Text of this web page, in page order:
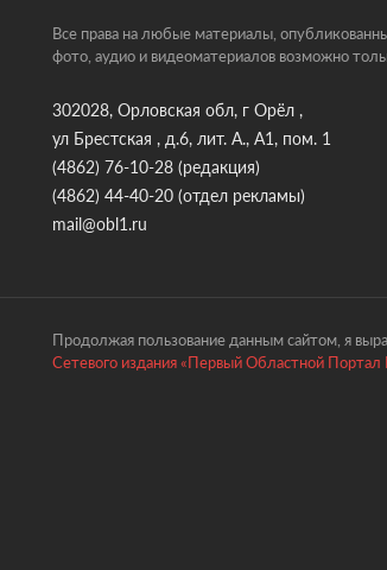
Все права на любые материалы,
фото, аудио и видеоматериалов возможно
302028, Орловская обл, г Орёл ,
ул Брестская , д.6, лит. А., А1, пом. 1
(4862) 76-10-28 (редакция)
(4862) 44-40-20 (отдел рекламы)
mail@obl1.ru
Продолжая пользование данным сайтом, я
Сетевого издания «Первый Областной